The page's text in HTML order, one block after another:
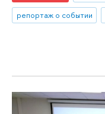
репортаж о событии